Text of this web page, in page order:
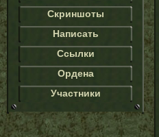
Скриншоты
Написать
Ссылки
Ордена
Участники